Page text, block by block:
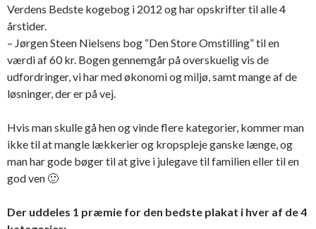
Verdens Bedste kogebog i 2012 og har opskrifter til alle 4
årstider.
– Jørgen Steen Nielsens bog “Den Store Omstilling” til en
værdi af 60 kr. Bogen gennemgår på overskuelig vis de
udfordringer, vi har med økonomi og miljø, samt mange af de
løsninger, der er på vej.
Hvis man skulle gå hen og vinde flere kategorier, kommer man
ikke til at mangle lækkerier og kropspleje ganske længe, og
man har gode bøger til at give i julegave til familien eller til en
god ven 🙂
Der uddeles 1 præmie for den bedste plakat i hver af de 4